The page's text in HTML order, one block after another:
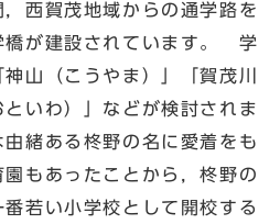
西賀茂地域からの通学路を
橋が建設されています。 学
山（こうやま）」「賀茂川
いわ）」などが検討されま
由緒ある柊野の名に愛着をも
もあったことから，柊野の
若い小学校として開校する